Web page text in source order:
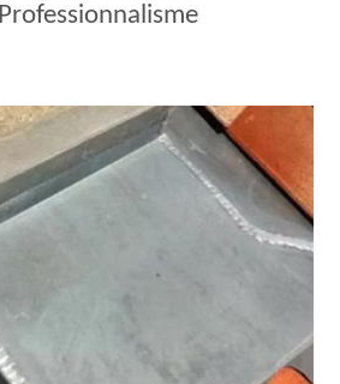
Professionnalisme